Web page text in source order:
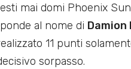
mai domi Phoenix
al nome di Damion
11 punti
sorpasso.